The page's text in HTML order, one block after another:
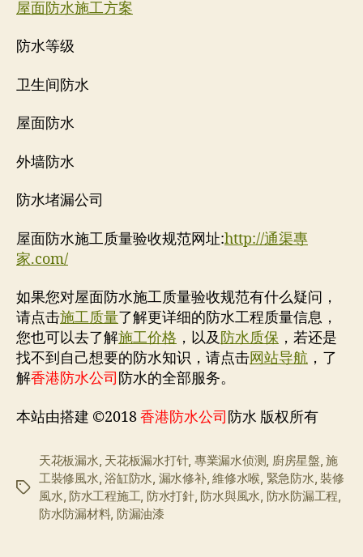
屋面防水施工方案
防水等级
卫生间防水
屋面防水
外墙防水
防水堵漏公司
屋面防水施工质量验收规范网址:http://通渠專
家.com/
如果您对屋面防水施工质量验收规范有什么疑问，
请点击施工质量了解更详细的防水工程质量信息，
您也可以去了解施工价格 ，以及防水质保 ，若还是
找不到自己想要的防水知识，请点击网站导航 ，了
解香港防水公司 防水的全部服务。
本站由搭建 ©2018香港防水公司 防水 版权所有
标
天花板漏水 天花板漏水打针, 專業漏水侦测 廚房星盤 ,施
工裝修風水 ,浴缸防水 漏水修补,維修水喉 緊急防水 ,裝修
風水 防水工程施工 防水打針, 防水與風水 防水防漏工程
防水防漏材料, 防漏油漆